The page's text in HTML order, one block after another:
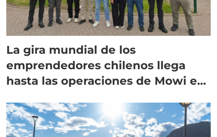
La gira mundial de los
emprendedores chilenos llega
hasta las operaciones de Mowi en